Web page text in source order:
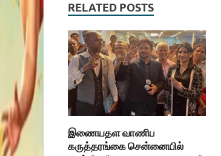
RELATED POSTS
இணையதள வாணிப
கருத்தரங்கை சென்னையில்